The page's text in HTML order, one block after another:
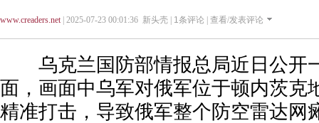
www.creaders.net| 2025-07-23 00:01:36 新头壳 | 1条评论 | 查看/发表评论
乌克兰国防部情报总局近日公开
面，画面中乌军对俄军位于顿内茨克
精准打击，导致俄军整个防空雷达网